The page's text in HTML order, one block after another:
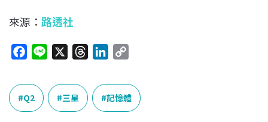
來源： 路透社
c
e
b
e
e
n
k
e
p
y
L
Q2 三星 記憶體